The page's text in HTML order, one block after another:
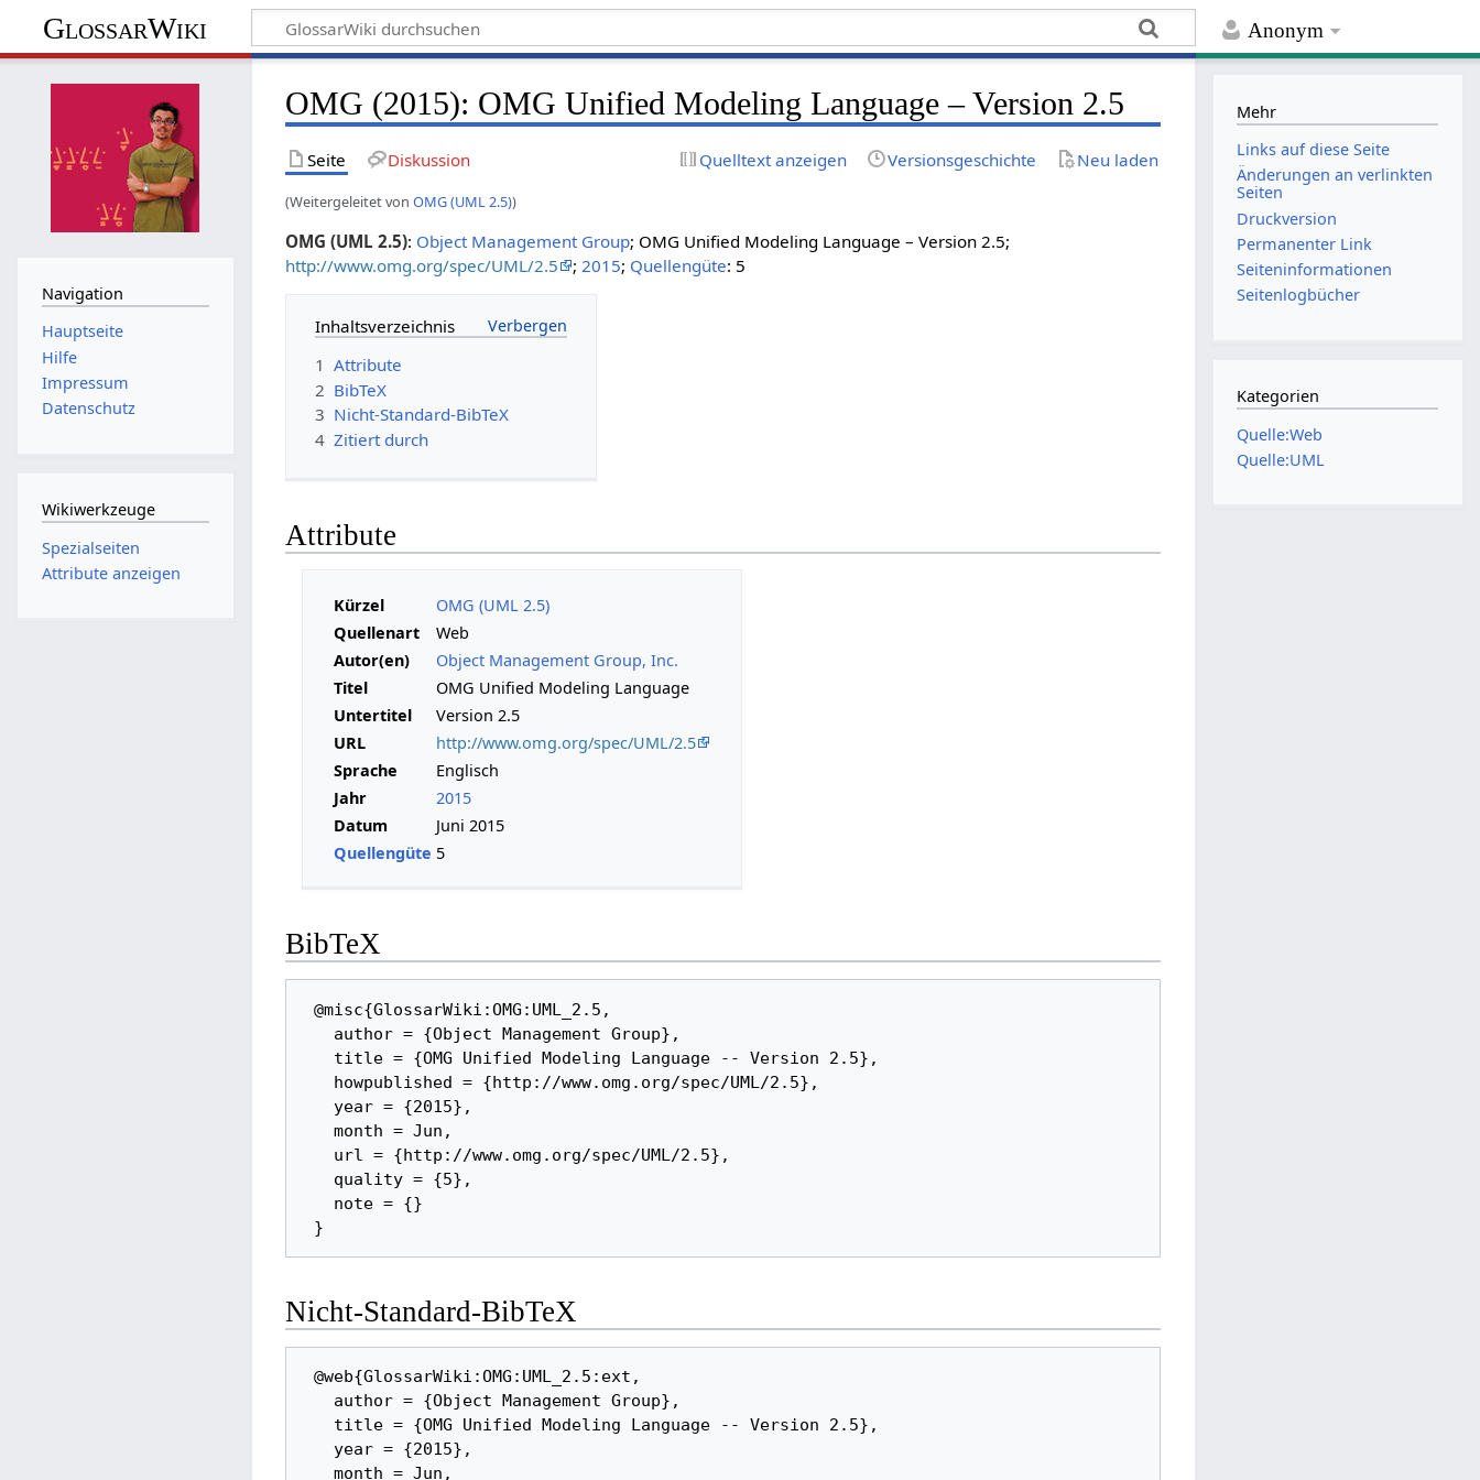
Anonym
GlossarWiki
OMG (2015): OMG Unified Modeling Language – Version 2.5
Seite Diskussion Quelltext anzeigen Versionsgeschichte Neu laden
(Weitergeleitet vonOMG (UML 2.5))
OMG (UML 2.5): Object Management Group; OMG Unified Modeling Language – Version 2.5;
http://www.omg.org/spec/UML/2.5
; 2015; Quellengüte: 5
Inhaltsverzeichnis
1 Attribute
2 BibTeX
3 Nicht-Standard-BibTeX
4 Zitiert durch
Attribute
Kürzel
OMG (UML 2.5)
Quellenart
Web
Autor(en)
Object Management Group, Inc.
Titel
OMG Unified Modeling Language
Untertitel
Version 2.5
URL
http://www.omg.org/spec/UML/2.5
Sprache
Englisch
Jahr
2015
Datum
Juni 2015
Quellengüte 5
BibTeX
Nicht-Standard-BibTeX
Navigation
Hauptseite
Hilfe
Impressum
Datenschutz
Wikiwerkzeuge
Spezialseiten
Attribute anzeigen
Mehr
Links auf diese Seite
Änderungen an verlinkten
Seiten
Druckversion
Permanenter Link
Seiten­­informationen
Seitenlogbücher
Kategorien
Quelle:Web
Quelle:UML